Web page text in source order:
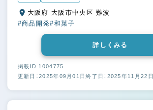
大阪府 大阪市中央区 難波
#商品開発#和菓子
詳しくみる
掲載ID 1004775
更新日：2025年09月01日終了日：2025年11月22日